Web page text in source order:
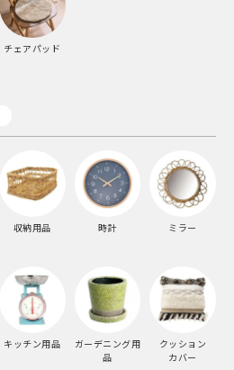
チェアパッド
収納用品 時計 ミラー
キッチン用品
ガーデニング用
品
クッション
カバー